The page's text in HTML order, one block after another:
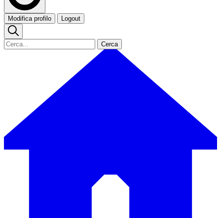
Modifica profilo Logout
Cerca